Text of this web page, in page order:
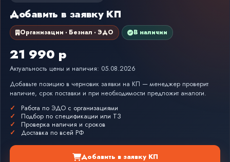
Добавить в заявку КП
Организации · Безнал · ЭДО В наличии
21 990 р
Актуальность цены и наличия: 05.08.2026
Добавьте позицию в черновик заявки на КП — менеджер проверит
наличие, срок поставки и при необходимости предложит аналоги.
Работа по ЭДО с организациями
Подбор по спецификации или ТЗ
Проверка наличия и сроков
Доставка по всей РФ
Добавить в заявку КП